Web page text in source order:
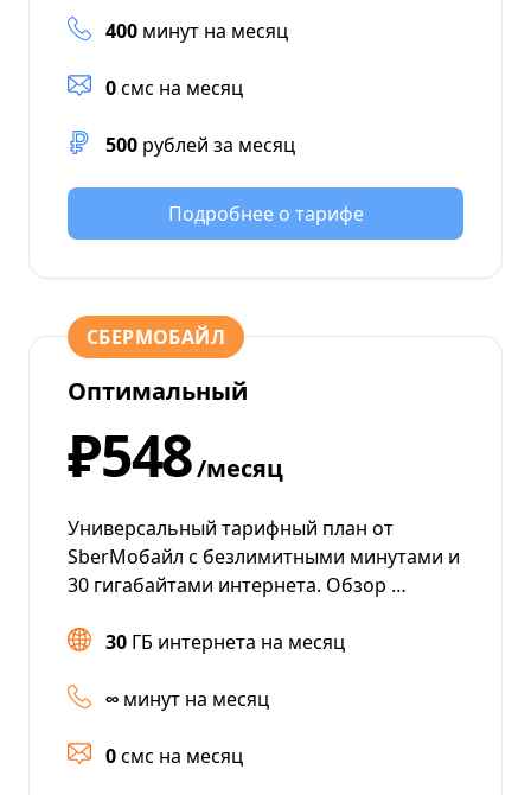
400 минут на месяц
0смс на месяц
500 рублей за месяц
Подробнее о тарифе
СБЕРМОБАЙЛ
Оптимальный
₽548/месяц
Универсальный тарифный план от
SberМобайл с безлимитными минутами и
30 гигабайтами интернета. Обзор …
30 ГБ интернета на месяц
∞ минут на месяц
0смс на месяц